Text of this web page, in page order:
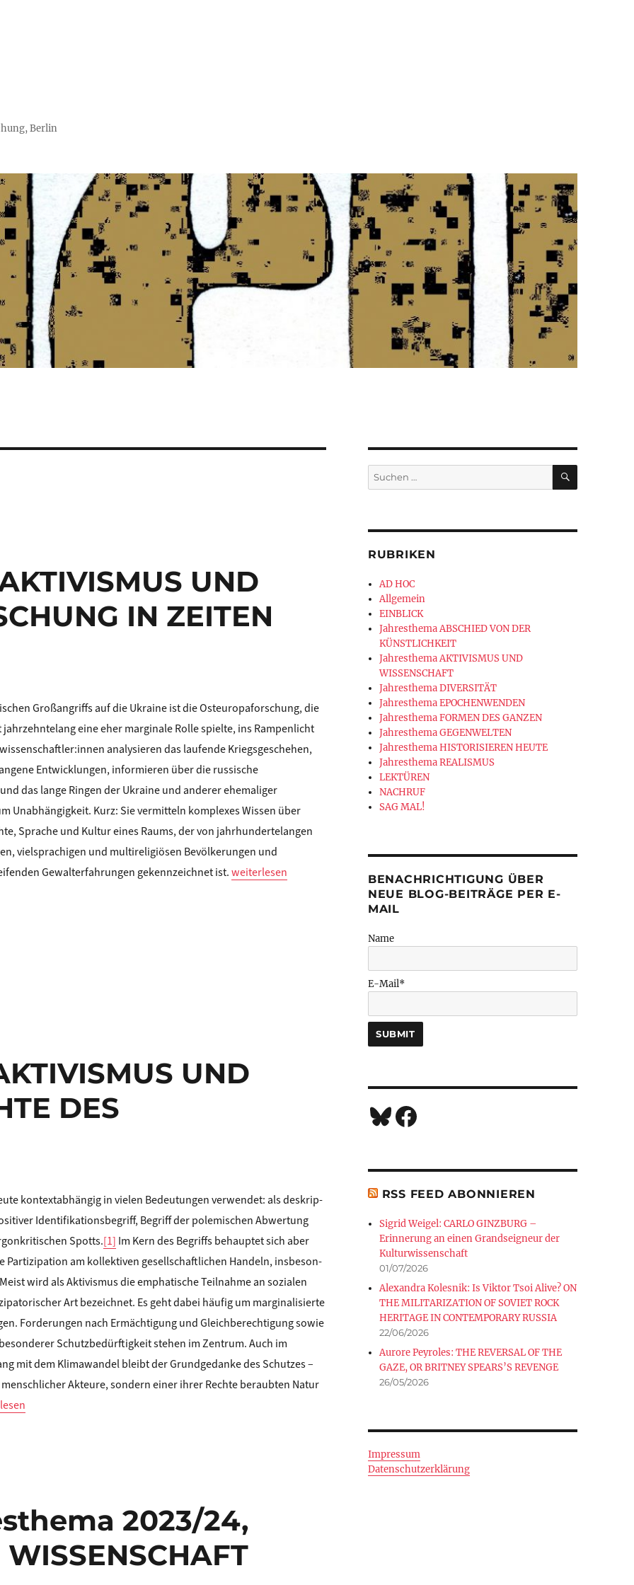
Berlin
UND
IN ZEITEN
Großangriffs auf die Ukraine ist die Osteuropaforschung, die
eine eher marginale Rolle spielte, ins Rampenlicht
analysieren das laufende Kriegsgeschehen,
Entwicklungen, informieren über die russische
das lange Ringen der Ukraine und anderer ehemaliger
Unabhängigkeit. Kurz: Sie vermitteln komplexes Wissen über
Sprache und Kultur eines Raums, der von jahrhundertelangen
vielsprachigen und multireligiösen Bevölkerungen und
Gewalterfahrungen gekennzeichnet ist.„Nina Weller: WISSENSCHAFTSAKTIVISMUS UND OSTEUROPAFORSCHUNG IN ZEITEN
weiterlesen
UND
DES
kontextabhängig in vielen Bedeutungen verwendet: als deskrip­
Identifikationsbegriff, Begriff der polemischen Abwertung
Spotts.[1] Im Kern des Begriffs behauptet sich aber
Partizipation am kollektiven gesellschaftlichen Handeln, ins­beson­
wird als Aktivismus die emphatische Teilnahme an sozialen
Art bezeichnet. Es geht dabei häufig um marginalisierte
For­derungen nach Ermächtigung und Gleichberechtigung sowie
Schutzbedürftigkeit stehen im Zentrum. Auch im
mit dem Klimawandel bleibt der Grundgedanke des Schutzes –
Akteure, sondern einer ihrer Rechte beraubten Natur
Trüper: AKTIVISMUS UND KULTURGESCHICHTE DES MORALISCHEN“
2023/24,
Suchen
nach:
SUCHEN
RUBRIKEN
AD HOC
Allgemein
EINBLICK
Jahresthema ABSCHIED VON DER
KÜNSTLICHKEIT
Jahresthema AKTIVISMUS UND
WISSENSCHAFT
Jahresthema DIVERSITÄT
Jahresthema EPOCHENWENDEN
Jahresthema FORMEN DES GANZEN
Jahresthema GEGENWELTEN
Jahresthema HISTORISIEREN HEUTE
Jahresthema REALISMUS
LEKTÜREN
NACHRUF
SAG MAL!
BENACHRICHTIGUNG ÜBER
NEUE BLOG-BEITRÄGE PER E-
MAIL
Name
E-Mail*
Bluesky
Facebook
RSS FEED ABONNIEREN
Sigrid Weigel: CARLO GINZBURG –
Erinnerung an einen Grandseigneur der
Kulturwissenschaft
01/07/2026
Alexandra Kolesnik: Is Viktor Tsoi Alive? ON
THE MILITARIZATION OF SOVIET ROCK
HERITAGE IN CONTEMPORARY RUSSIA
22/06/2026
Aurore Peyroles: THE REVERSAL OF THE
GAZE, OR BRITNEY SPEARS’S REVENGE
26/05/2026
Impressum
Datenschutzerklärung